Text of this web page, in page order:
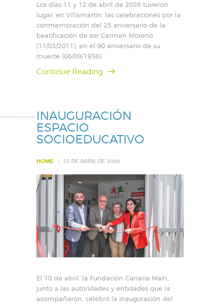
Los días 11 y 12 de abril de 2026 tuvieron
lugar, en Villamartín, las celebraciones por la
conmemoración del 25 aniversario de la
beatificación de sor Carmen Moreno
(11/03/2011), en el 90 aniversario de su
muerte (06/09/1936).
Continue Reading
INAUGURACIÓN
ESPACIO
SOCIOEDUCATIVO
HOME 15 DE ABRIL DE 2026
El 10 de abril, la Fundación Canaria Maín,
junto a las autoridades y entidades que la
acompañaron, celebró la inauguración del